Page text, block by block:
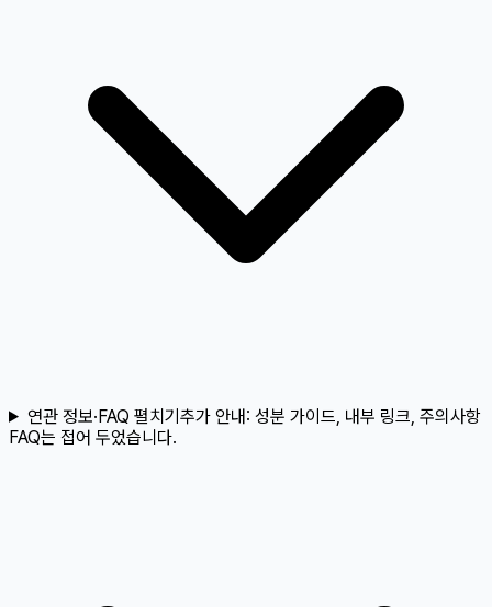
연관 정보·FAQ 펼치기추가 안내: 성분 가이드, 내부 링크, 주의사항
FAQ는 접어 두었습니다.